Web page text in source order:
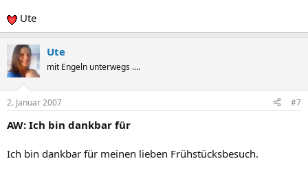
Ute
Ute
mit Engeln unterwegs ....
2. Januar 2007 #7
AW: Ich bin dankbar für
Ich bin dankbar für meinen lieben Frühstücksbesuch.